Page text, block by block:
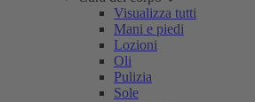
Visualizza tutti
Mani e piedi
Lozioni
Oli
Pulizia
Sole